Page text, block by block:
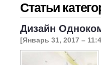
Статьи
Дизайн
[Январь 31, 2017 –